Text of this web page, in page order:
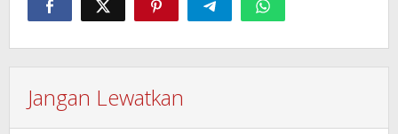
Jangan Lewatkan